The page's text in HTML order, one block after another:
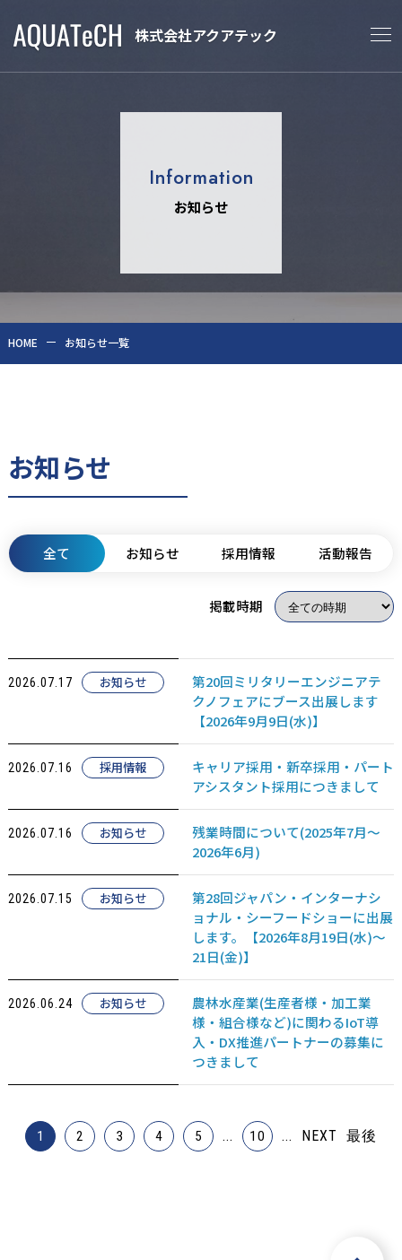
株式会社アクアテック
Information
お知らせ
HOME お知らせ一覧
お知らせ
全て お知らせ 採用情報 活動報告
掲載時期
2026.07.17 お知らせ
第20回ミリタリーエンジニアテ
クノフェアにブース出展します
【2026年9月9日(水)】
2026.07.16 採用情報
キャリア採用・新卒採用・パート
アシスタント採用につきまして
2026.07.16 お知らせ
残業時間について(2025年7月～
2026年6月)
2026.07.15 お知らせ
第28回ジャパン・インターナシ
ョナル・シーフードショーに出展
します。【2026年8月19日(水)～
21日(金)】
2026.06.24 お知らせ
農林水産業(生産者様・加工業
様・組合様など)に関わるIoT導
入・DX推進パートナーの募集に
つきまして
1 2 3 4 5 ... 10 ... NEXT 最後